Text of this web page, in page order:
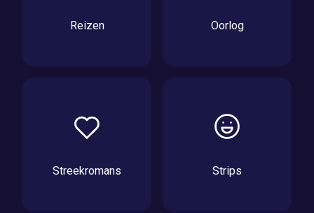
Reizen Oorlog
Streekromans Strips